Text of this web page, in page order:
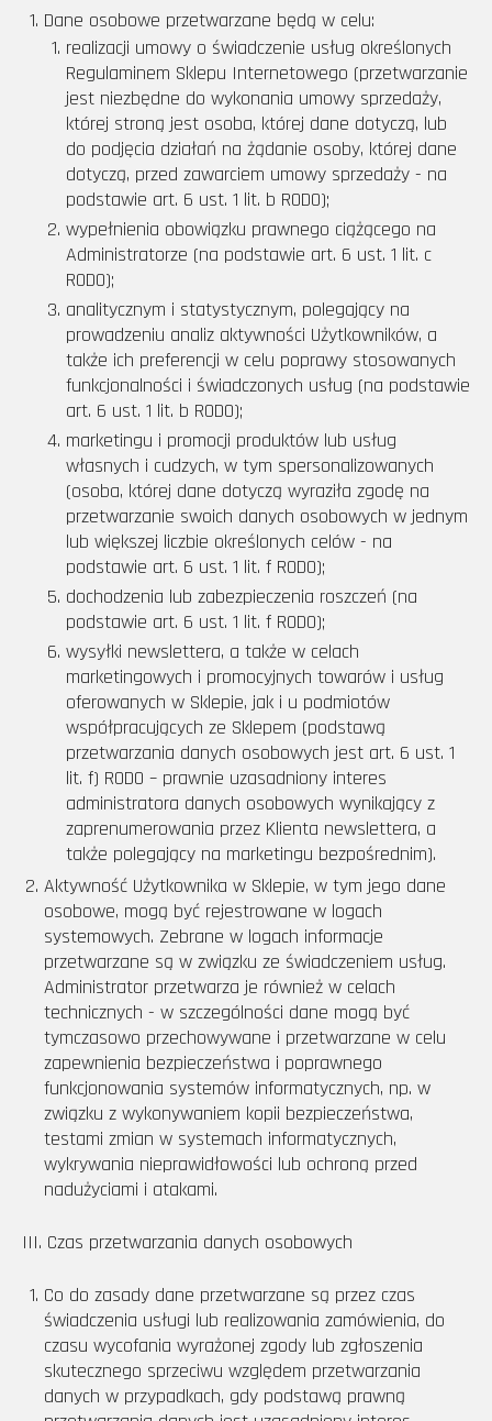
Dane osobowe przetwarzane będą w celu:
realizacji umowy o świadczenie usług określonych
Regulaminem Sklepu Internetowego (przetwarzanie
jest niezbędne do wykonania umowy sprzedaży,
której stroną jest osoba, której dane dotyczą, lub
do podjęcia działań na żądanie osoby, której dane
dotyczą, przed zawarciem umowy sprzedaży - na
podstawie art. 6 ust. 1 lit. b RODO);
wypełnienia obowiązku prawnego ciążącego na
Administratorze (na podstawie art. 6 ust. 1 lit. c
RODO);
analitycznym i statystycznym, polegający na
prowadzeniu analiz aktywności Użytkowników, a
także ich preferencji w celu poprawy stosowanych
funkcjonalności i świadczonych usług (na podstawie
art. 6 ust. 1 lit. b RODO);
marketingu i promocji produktów lub usług
własnych i cudzych, w tym spersonalizowanych
(osoba, której dane dotyczą wyraziła zgodę na
przetwarzanie swoich danych osobowych w jednym
lub większej liczbie określonych celów - na
podstawie art. 6 ust. 1 lit. f RODO);
dochodzenia lub zabezpieczenia roszczeń (na
podstawie art. 6 ust. 1 lit. f RODO);
wysyłki newslettera, a także w celach
marketingowych i promocyjnych towarów i usług
oferowanych w Sklepie, jak i u podmiotów
współpracujących ze Sklepem (podstawą
przetwarzania danych osobowych jest art. 6 ust. 1
lit. f) RODO – prawnie uzasadniony interes
administratora danych osobowych wynikający z
zaprenumerowania przez Klienta newslettera, a
także polegający na marketingu bezpośrednim).
Aktywność Użytkownika w Sklepie, w tym jego dane
osobowe, mogą być rejestrowane w logach
systemowych. Zebrane w logach informacje
przetwarzane są w związku ze świadczeniem usług.
Administrator przetwarza je również w celach
technicznych - w szczególności dane mogą być
tymczasowo przechowywane i przetwarzane w celu
zapewnienia bezpieczeństwa i poprawnego
funkcjonowania systemów informatycznych, np. w
związku z wykonywaniem kopii bezpieczeństwa,
testami zmian w systemach informatycznych,
wykrywania nieprawidłowości lub ochroną przed
nadużyciami i atakami.
III. Czas przetwarzania danych osobowych
Co do zasady dane przetwarzane są przez czas
świadczenia usługi lub realizowania zamówienia, do
czasu wycofania wyrażonej zgody lub zgłoszenia
skutecznego sprzeciwu względem przetwarzania
danych w przypadkach, gdy podstawą prawną